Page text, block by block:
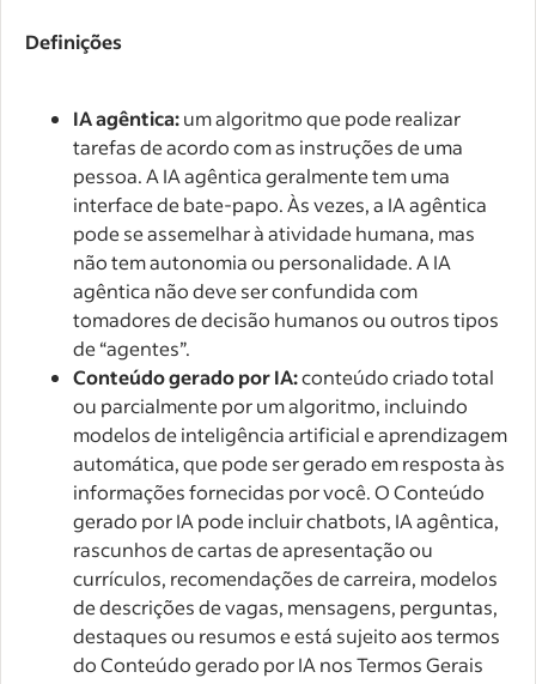
Definições
IA agêntica:um algoritmo que pode realizar
tarefas de acordo com as instruções de uma
pessoa. A IA agêntica geralmente tem uma
interface de bate-papo. Às vezes, a IA agêntica
pode se assemelhar à atividade humana, mas
não tem autonomia ou personalidade. A IA
agêntica não deve ser confundida com
tomadores de decisão humanos ou outros tipos
de “agentes”.
Conteúdo gerado por IA:conteúdo criado total
ou parcialmente por um algoritmo, incluindo
modelos de inteligência artificial e aprendizagem
automática, que pode ser gerado em resposta às
informações fornecidas por você. O Conteúdo
gerado por IA pode incluir chatbots, IA agêntica,
rascunhos de cartas de apresentação ou
currículos, recomendações de carreira, modelos
de descrições de vagas, mensagens, perguntas,
destaques ou resumos e está sujeito aos termos
do Conteúdo gerado por IA nos Termos Gerais